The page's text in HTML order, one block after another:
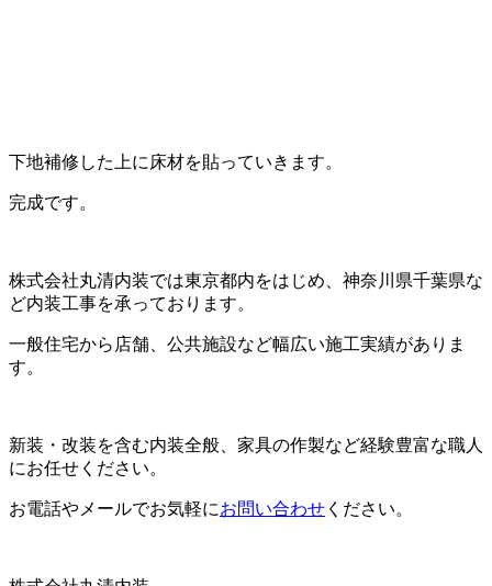
下地補修した上に床材を貼っていきます。
完成です。
株式会社丸清内装では東京都内をはじめ、神奈川県千葉県な
ど内装工事を承っております。
一般住宅から店舗、公共施設など幅広い施工実績がありま
す。
新装・改装を含む内装全般、家具の作製など経験豊富な職人
にお任せください。
お電話やメールでお気軽にお問い合わせ ください。